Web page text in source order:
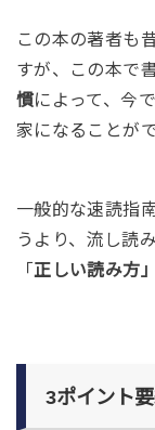
この本の著者も
すが、この本で
慣によって、今
家になることが
一般的な速読指
うより、流し読
「 正しい読み方
3ポイント